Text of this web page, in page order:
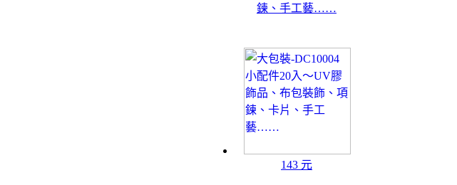
鍊、手工藝……
143 元